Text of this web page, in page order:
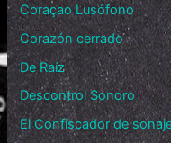
Coraçao Lusófono
Corazón cerrado
De Raíz
Descontrol Sonoro
El Confiscador de